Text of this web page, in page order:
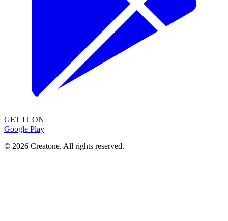
GET IT ON
Google Play
© 2026 Creatone. All rights reserved.